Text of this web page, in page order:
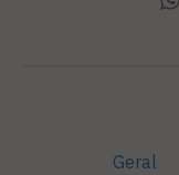
Geral